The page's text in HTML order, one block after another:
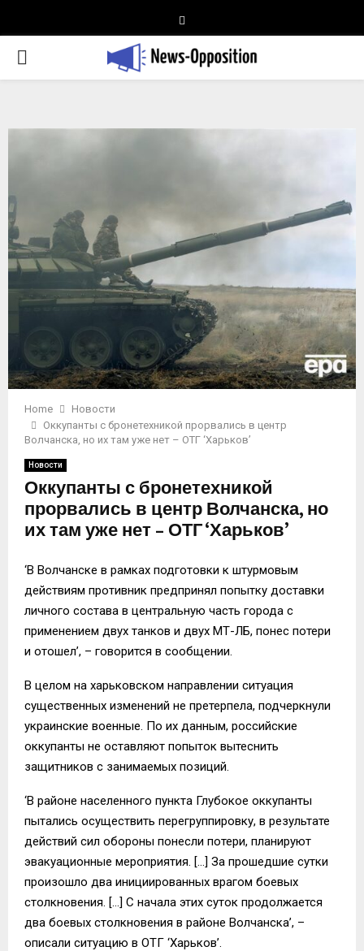
PRIMARY
Home
Новости
Оккупанты с бронетехникой прорвались в центр
Волчанска, но их там уже нет – ОТГ ‘Харьков’
Новости
Оккупанты с бронетехникой
прорвались в центр Волчанска, но
их там уже нет – ОТГ ‘Харьков’
‘В Волчанске в рамках подготовки к штурмовым
действиям противник предпринял попытку доставки
личного состава в центральную часть города с
применением двух танков и двух МТ-ЛБ, понес потери
и отошел’, – говорится в сообщении.
В целом на харьковском направлении ситуация
существенных изменений не претерпела, подчеркнули
украинские военные. По их данным, российские
оккупанты не оставляют попыток вытеснить
защитников с занимаемых позиций.
‘В районе населенного пункта Глубокое оккупанты
пытались осуществить перегруппировку, в результате
действий сил обороны понесли потери, планируют
эвакуационные мероприятия. […] За прошедшие сутки
произошло два инициированных врагом боевых
столкновения. […] С начала этих суток продолжается
два боевых столкновения в районе Волчанска’, –
описали ситуацию в ОТГ ‘Харьков’.